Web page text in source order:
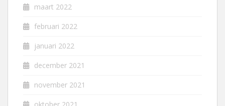
maart 2022
februari 2022
januari 2022
december 2021
november 2021